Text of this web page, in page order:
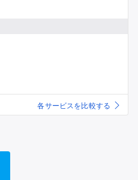
各サービスを比較する